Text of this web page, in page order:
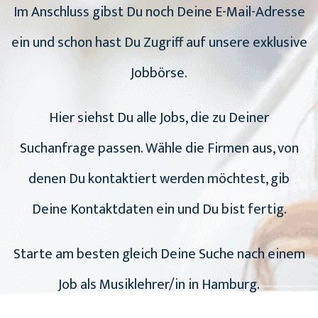
Im Anschluss gibst Du noch Deine E-Mail-Adresse
ein und schon hast Du Zugriff auf unsere exklusive
Jobbörse.
Hier siehst Du alle Jobs, die zu Deiner
Suchanfrage passen. Wähle die Firmen aus, von
denen Du kontaktiert werden möchtest, gib
Deine Kontaktdaten ein und Du bist fertig.
Starte am besten gleich Deine Suche nach einem
Job als Musiklehrer/in in Hamburg.